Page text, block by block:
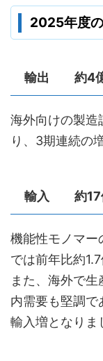
2025年度
輸出 約4億
海外向けの製造
り、3期連続の
輸入 約17
機能性モノマー
では前年比約
また、海外で
内需要も堅調
輸入増となりま